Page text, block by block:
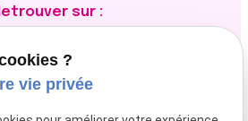
sur :
Newsletter
?
vie privée